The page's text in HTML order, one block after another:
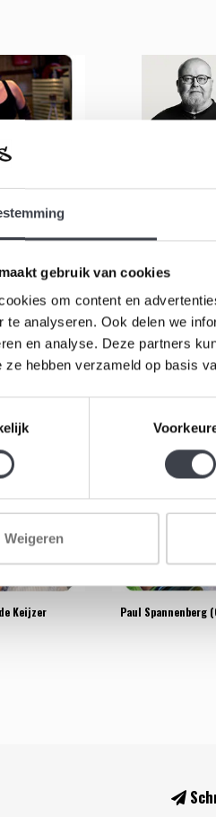
gebruik van cookies
om content en
te analyseren. Ook delen we
en analyse. Deze partners
ze hebben verzameld op basis
Weigeren
Zandwijk
Mats Jonasson
Keijzer Paul Spannenberg